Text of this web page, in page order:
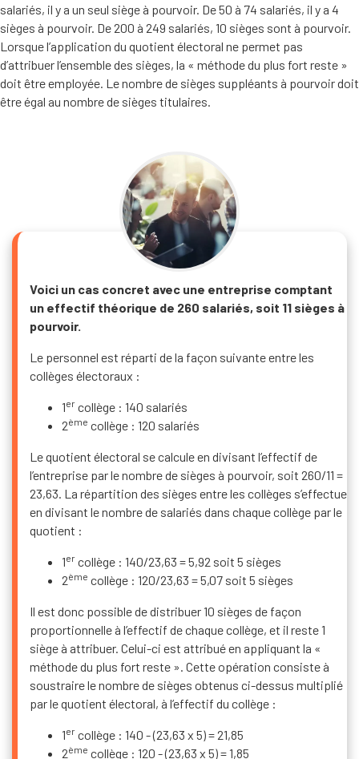
salariés, il y a un seul siège à pourvoir. De 50 à 74 salariés, il y a 4
sièges à pourvoir. De 200 à 249 salariés, 10 sièges sont à pourvoir.
Lorsque l’application du quotient électoral ne permet pas
d’attribuer l’ensemble des sièges, la « méthode du plus fort reste »
doit être employée. Le nombre de sièges suppléants à pourvoir doit
être égal au nombre de sièges titulaires.
Voici un cas concret avec une entreprise comptant
un effectif théorique de 260 salariés, soit 11 sièges à
pourvoir.
Le personnel est réparti de la façon suivante entre les
collèges électoraux :
1er collège : 140 salariés
2ème collège : 120 salariés
Le quotient électoral se calcule en divisant l’effectif de
l’entreprise par le nombre de sièges à pourvoir, soit 260/11 =
23,63. La répartition des sièges entre les collèges s’effectue
en divisant le nombre de salariés dans chaque collège par le
quotient :
1er collège : 140/23,63 = 5,92 soit 5 sièges
2ème collège : 120/23,63 = 5,07 soit 5 sièges
Il est donc possible de distribuer 10 sièges de façon
proportionnelle à l’effectif de chaque collège, et il reste 1
siège à attribuer. Celui-ci est attribué en appliquant la «
méthode du plus fort reste ». Cette opération consiste à
soustraire le nombre de sièges obtenus ci-dessus multiplié
par le quotient électoral, à l’effectif du collège :
1er collège : 140 - (23,63 x 5) = 21,85
2ème collège : 120 - (23,63 x 5) = 1,85